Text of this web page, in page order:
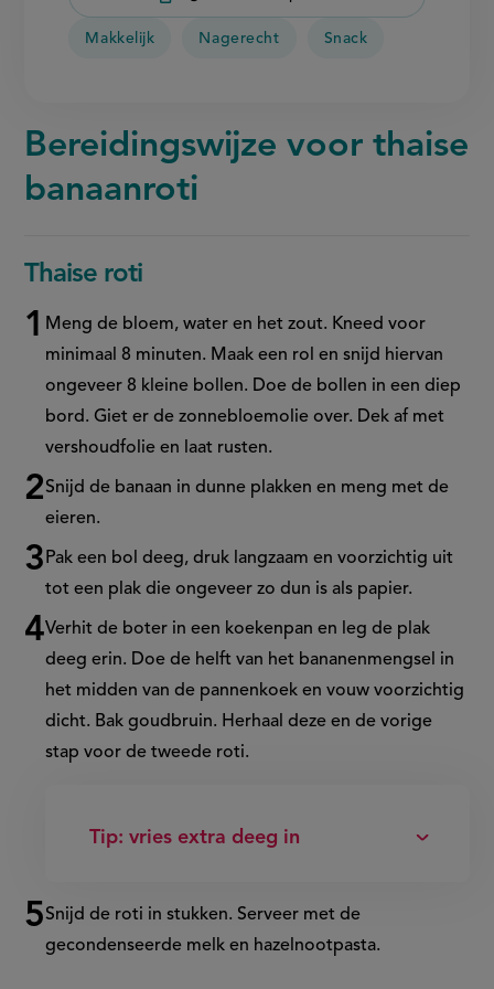
Makkelijk Nagerecht Snack
Bereidingswijze voor thaise
banaanroti
Thaise roti
Meng de bloem, water en het zout. Kneed voor
minimaal 8 minuten. Maak een rol en snijd hiervan
ongeveer 8 kleine bollen. Doe de bollen in een diep
bord. Giet er de zonnebloemolie over. Dek af met
vershoudfolie en laat rusten.
Snijd de banaan in dunne plakken en meng met de
eieren.
Pak een bol deeg, druk langzaam en voorzichtig uit
tot een plak die ongeveer zo dun is als papier.
Verhit de boter in een koekenpan en leg de plak
deeg erin. Doe de helft van het bananenmengsel in
het midden van de pannenkoek en vouw voorzichtig
dicht. Bak goudbruin. Herhaal deze en de vorige
stap voor de tweede roti.
Tip: vries extra deeg in
Snijd de roti in stukken. Serveer met de
gecondenseerde melk en hazelnootpasta.